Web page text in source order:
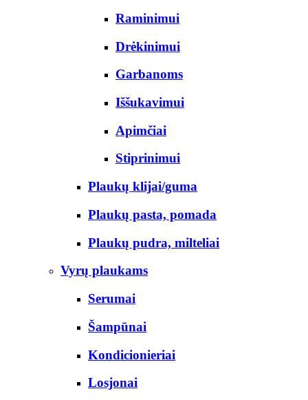
Raminimui
Drėkinimui
Garbanoms
Iššukavimui
Apimčiai
Stiprinimui
Plaukų klijai/guma
Plaukų pasta, pomada
Plaukų pudra, milteliai
Vyrų plaukams
Serumai
Šampūnai
Kondicionieriai
Losjonai